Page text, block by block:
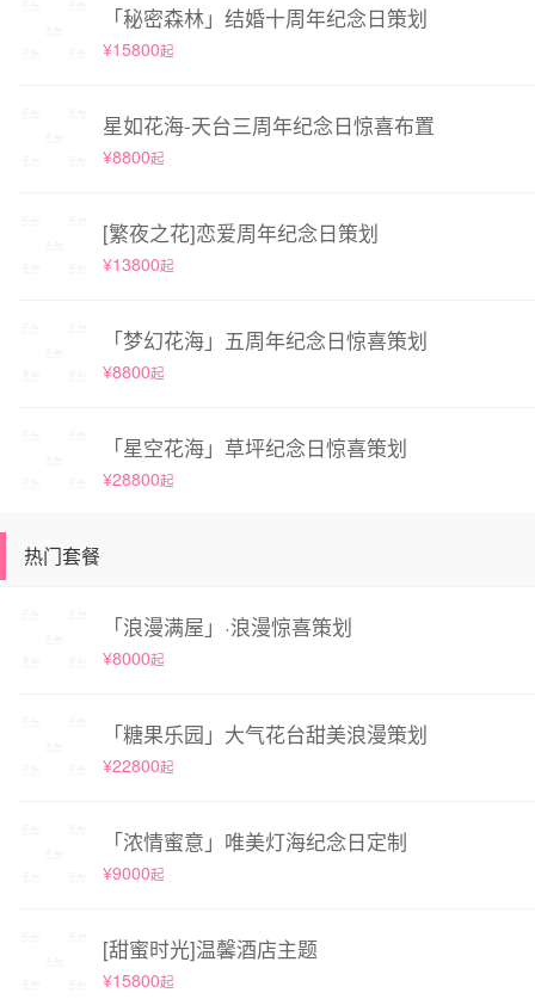
「秘密森林」结婚十周年纪念日策划
¥15800起
星如花海-天台三周年纪念日惊喜布置
¥8800起
[繁夜之花]恋爱周年纪念日策划
¥13800起
「梦幻花海」五周年纪念日惊喜策划
¥8800起
「星空花海」草坪纪念日惊喜策划
¥28800起
热门套餐
「浪漫满屋」·浪漫惊喜策划
¥8000起
「糖果乐园」大气花台甜美浪漫策划
¥22800起
「浓情蜜意」唯美灯海纪念日定制
¥9000起
[甜蜜时光]温馨酒店主题
¥15800起